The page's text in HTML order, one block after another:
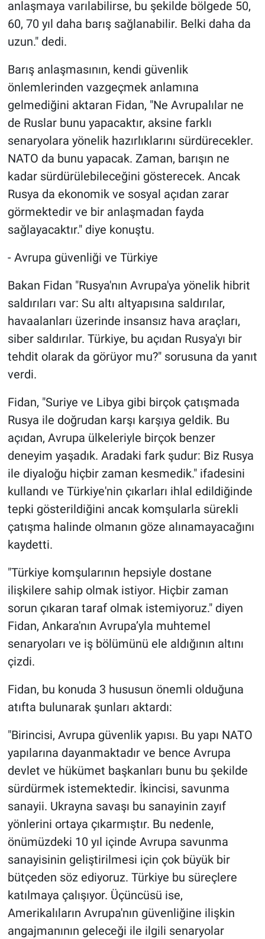
anlaşmaya varılabilirse, bu şekilde bölgede 50,
60, 70 yıl daha barış sağlanabilir. Belki daha da
uzun." dedi.
Barış anlaşmasının, kendi güvenlik
önlemlerinden vazgeçmek anlamına
gelmediğini aktaran Fidan, "Ne Avrupalılar ne
de Ruslar bunu yapacaktır, aksine farklı
senaryolara yönelik hazırlıklarını sürdürecekler.
NATO da bunu yapacak. Zaman, barışın ne
kadar sürdürülebileceğini gösterecek. Ancak
Rusya da ekonomik ve sosyal açıdan zarar
görmektedir ve bir anlaşmadan fayda
sağlayacaktır." diye konuştu.
- Avrupa güvenliği ve Türkiye
Bakan Fidan "Rusya'nın Avrupa'ya yönelik hibrit
saldırıları var: Su altı altyapısına saldırılar,
havaalanları üzerinde insansız hava araçları,
siber saldırılar. Türkiye, bu açıdan Rusya'yı bir
tehdit olarak da görüyor mu?" sorusuna da yanıt
verdi.
Fidan, "Suriye ve Libya gibi birçok çatışmada
Rusya ile doğrudan karşı karşıya geldik. Bu
açıdan, Avrupa ülkeleriyle birçok benzer
deneyim yaşadık. Aradaki fark şudur: Biz Rusya
ile diyaloğu hiçbir zaman kesmedik." ifadesini
kullandı ve Türkiye'nin çıkarları ihlal edildiğinde
tepki gösterildiğini ancak komşularla sürekli
çatışma halinde olmanın göze alınamayacağını
kaydetti.
"Türkiye komşularının hepsiyle dostane
ilişkilere sahip olmak istiyor. Hiçbir zaman
sorun çıkaran taraf olmak istemiyoruz." diyen
Fidan, Ankara'nın Avrupa’yla muhtemel
senaryoları ve iş bölümünü ele aldığının altını
çizdi.
Fidan, bu konuda 3 hususun önemli olduğuna
atıfta bulunarak şunları aktardı:
"Birincisi, Avrupa güvenlik yapısı. Bu yapı NATO
yapılarına dayanmaktadır ve bence Avrupa
devlet ve hükümet başkanları bunu bu şekilde
sürdürmek istemektedir. İkincisi, savunma
sanayii. Ukrayna savaşı bu sanayinin zayıf
yönlerini ortaya çıkarmıştır. Bu nedenle,
önümüzdeki 10 yıl içinde Avrupa savunma
sanayisinin geliştirilmesi için çok büyük bir
bütçeden söz ediyoruz. Türkiye bu süreçlere
katılmaya çalışıyor. Üçüncüsü ise,
Amerikalıların Avrupa'nın güvenliğine ilişkin
angajmanının geleceği ile ilgili senaryolar